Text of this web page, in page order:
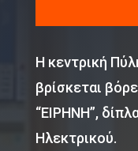
Η κεντρική
βρίσκεται
“ΕΙΡΗΝΗ”,
Ηλεκτρικού.